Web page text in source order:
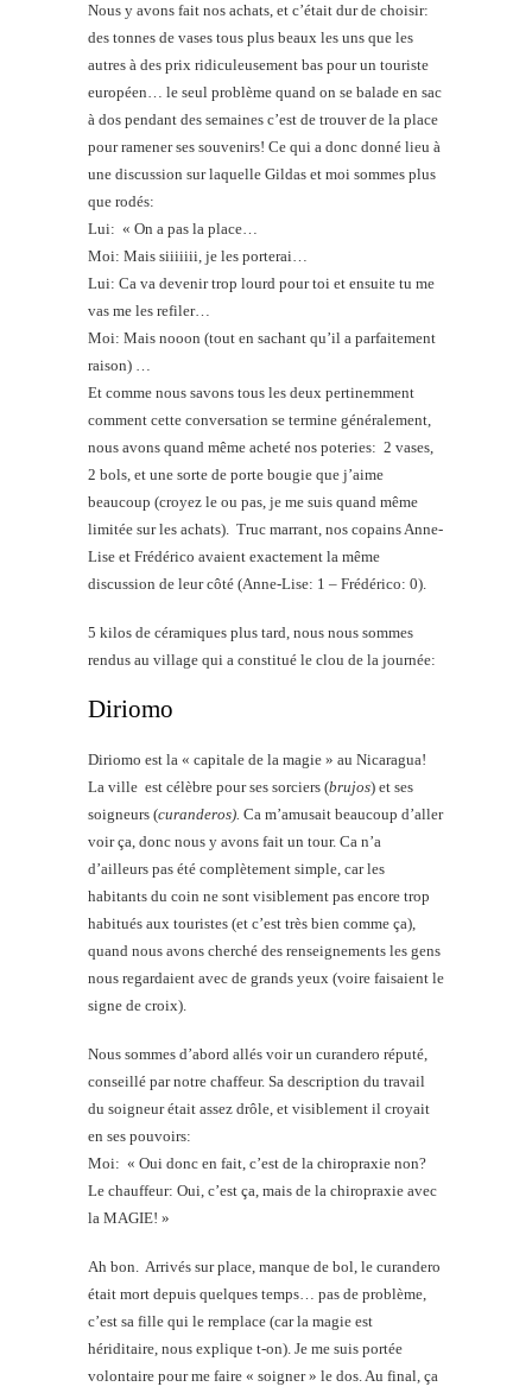
Nous y avons fait nos achats, et c’était dur de choisir:
des tonnes de vases tous plus beaux les uns que les
autres à des prix ridiculeusement bas pour un touriste
européen… le seul problème quand on se balade en sac
à dos pendant des semaines c’est de trouver de la place
pour ramener ses souvenirs! Ce qui a donc donné lieu à
une discussion sur laquelle Gildas et moi sommes plus
que rodés:
Lui: « On a pas la place…
Moi: Mais siiiiiii, je les porterai…
Lui: Ca va devenir trop lourd pour toi et ensuite tu me
vas me les refiler…
Moi: Mais nooon (tout en sachant qu’il a parfaitement
raison) …
Et comme nous savons tous les deux pertinemment
comment cette conversation se termine généralement,
nous avons quand même acheté nos poteries: 2 vases,
2 bols, et une sorte de porte bougie que j’aime
beaucoup (croyez le ou pas, je me suis quand même
limitée sur les achats). Truc marrant, nos copains Anne-
Lise et Frédérico avaient exactement la même
discussion de leur côté (Anne-Lise: 1 – Frédérico: 0).
5 kilos de céramiques plus tard, nous nous sommes
rendus au village qui a constitué le clou de la journée:
Diriomo
Diriomo est la « capitale de la magie » au Nicaragua!
La ville est célèbre pour ses sorciers (brujos) et ses
soigneurs (curanderos). Ca m’amusait beaucoup d’aller
voir ça, donc nous y avons fait un tour. Ca n’a
d’ailleurs pas été complètement simple, car les
habitants du coin ne sont visiblement pas encore trop
habitués aux touristes (et c’est très bien comme ça),
quand nous avons cherché des renseignements les gens
nous regardaient avec de grands yeux (voire faisaient le
signe de croix).
Nous sommes d’abord allés voir un curandero réputé,
conseillé par notre chaffeur. Sa description du travail
du soigneur était assez drôle, et visiblement il croyait
en ses pouvoirs:
Moi: « Oui donc en fait, c’est de la chiropraxie non?
Le chauffeur: Oui, c’est ça, mais de la chiropraxie avec
la MAGIE! »
Ah bon. Arrivés sur place, manque de bol, le curandero
était mort depuis quelques temps… pas de problème,
c’est sa fille qui le remplace (car la magie est
hériditaire, nous explique t-on). Je me suis portée
volontaire pour me faire « soigner » le dos. Au final, ça